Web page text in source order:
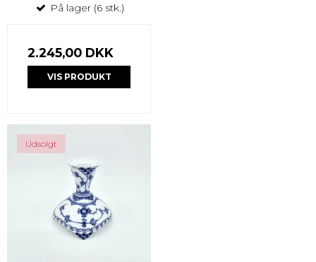
På lager (6 stk.)
2.245,00 DKK
VIS PRODUKT
Udsolgt